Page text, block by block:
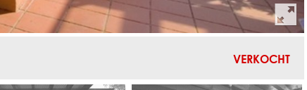
VERKOCHT